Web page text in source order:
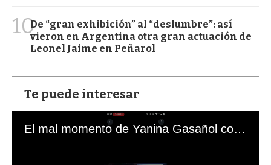
10De “gran exhibición” al “deslumbre”: así
vieron en Argentina otra gran actuación de
Leonel Jaime en Peñarol
Te puede interesar
El mal momento de Yanina Gasañol con un hincha argentino en "Subrayado"